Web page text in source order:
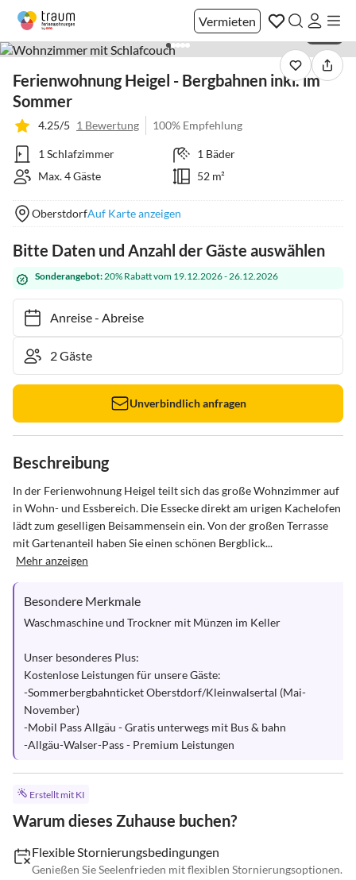
Vermieten
Ferienwohnung Heigel - Bergbahnen inkl. im
Sommer
4.25/5 1 Bewertung 100% Empfehlung
1 Schlafzimmer
1 Bäder
Max. 4 Gäste
52 m²
OberstdorfAuf Karte anzeigen
Bitte Daten und Anzahl der Gäste auswählen
Sonderangebot:20% Rabatt vom 19.12.2026 - 26.12.2026
Anreise- Abreise
Unverbindlich anfragen
Beschreibung
In der Ferienwohnung Heigel teilt sich das große Wohnzimmer auf
in Wohn- und Essbereich. Die Essecke direkt am urigen Kachelofen
lädt zum geselligen Beisammensein ein. Von der großen Terrasse
mit Gartenanteil haben Sie einen schönen Bergblick...
Mehr anzeigen
Besondere Merkmale
Waschmaschine und Trockner mit Münzen im Keller
Unser besonderes Plus:
Kostenlose Leistungen für unsere Gäste:
-Sommerbergbahnticket Oberstdorf/Kleinwalsertal (Mai-
November)
-Mobil Pass Allgäu - Gratis unterwegs mit Bus & bahn
-Allgäu-Walser-Pass - Premium Leistungen
Erstellt mit KI
Warum dieses Zuhause buchen?
Flexible Stornierungsbedingungen
Genießen Sie Seelenfrieden mit flexiblen Stornierungsoptionen.